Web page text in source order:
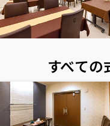
すべての